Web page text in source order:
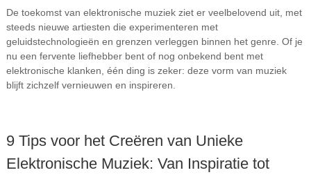
De toekomst van elektronische muziek ziet er veelbelovend uit, met
steeds nieuwe artiesten die experimenteren met
geluidstechnologieën en grenzen verleggen binnen het genre. Of je
nu een fervente liefhebber bent of nog onbekend bent met
elektronische klanken, één ding is zeker: deze vorm van muziek
blijft zichzelf vernieuwen en inspireren.
9 Tips voor het Creëren van Unieke
Elektronische Muziek: Van Inspiratie tot